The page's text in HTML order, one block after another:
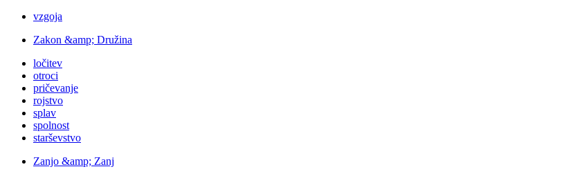
vzgoja
Zakon &amp; Družina
ločitev
otroci
pričevanje
rojstvo
splav
spolnost
starševstvo
Zanjo &amp; Zanj